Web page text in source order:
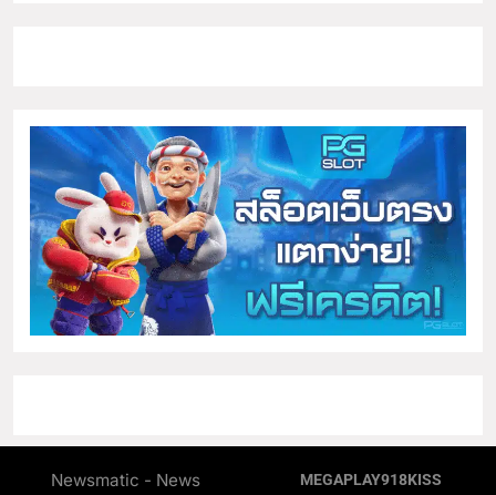
Newsmatic - News
MEGAPLAY918KISS